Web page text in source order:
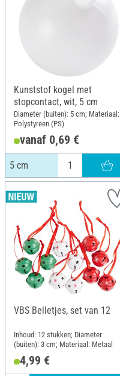
Kunststof kogel met
stopcontact, wit, 5 cm
Diameter (buiten): 5 cm; Materiaal:
Polystyreen (PS)
vanaf 0,69 €
5 cm
VBS Belletjes, set van 12
Inhoud: 12 stukken; Diameter
(buiten): 3 cm; Materiaal: Metaal
4,99 €